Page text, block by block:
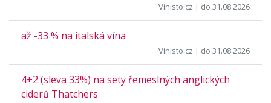
Vinisto.cz | do 31.08.2026
až -33 % na italská vína
Vinisto.cz | do 31.08.2026
4+2 (sleva 33%) na sety řemeslných anglických
ciderů Thatchers